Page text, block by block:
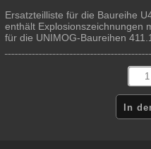
Ersatzteilliste für die Baureihe
enthält Explosionszeichnungen
für die UNIMOG-Baureihen